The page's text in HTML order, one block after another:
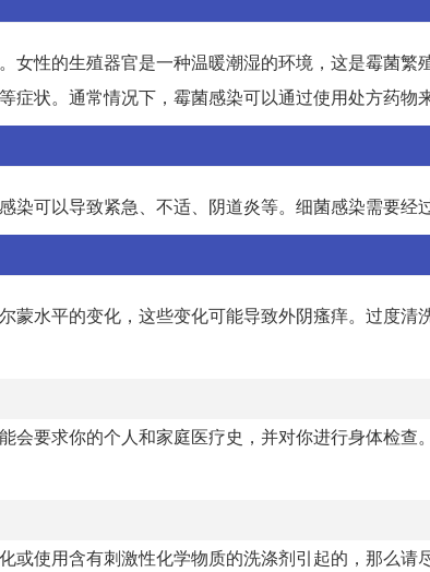
女性的生殖器官是一种温暖潮湿的环境，这是霉菌繁
症状。通常情况下，霉菌感染可以通过使用处方药物
染可以导致紧急、不适、阴道炎等。细菌感染需要经
蒙水平的变化，这些变化可能导致外阴瘙痒。过度清
会要求你的个人和家庭医疗史，并对你进行身体检查
或使用含有刺激性化学物质的洗涤剂引起的，那么请